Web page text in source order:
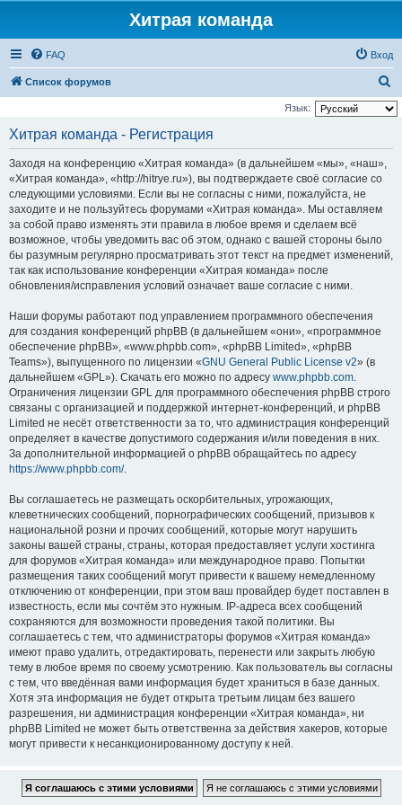
Хитрая команда
FAQ Вход
Список форумов
о
Язык:
Хитрая команда - Регистрация
Заходя на конференцию «Хитрая команда» (в дальнейшем «мы», «наш»,
«Хитрая команда», «http://hitrye.ru»), вы подтверждаете своё согласие со
следующими условиями. Если вы не согласны с ними, пожалуйста, не
заходите и не пользуйтесь форумами «Хитрая команда». Мы оставляем
за собой право изменять эти правила в любое время и сделаем всё
возможное, чтобы уведомить вас об этом, однако с вашей стороны было
бы разумным регулярно просматривать этот текст на предмет изменений,
так как использование конференции «Хитрая команда» после
обновления/исправления условий означает ваше согласие с ними.
Наши форумы работают под управлением программного обеспечения
для создания конференций phpBB (в дальнейшем «они», «программное
обеспечение phpBB», «www.phpbb.com», «phpBB Limited», «phpBB
Teams»), выпущенного по лицензии «GNU General Public License v2» (в
дальнейшем «GPL»). Скачать его можно по адресу www.phpbb.com.
Ограничения лицензии GPL для программного обеспечения phpBB строго
связаны с организацией и поддержкой интернет-конференций, и phpBB
Limited не несёт ответственности за то, что администрация конференций
определяет в качестве допустимого содержания и/или поведения в них.
За дополнительной информацией о phpBB обращайтесь по адресу
https://www.phpbb.com/.
Вы соглашаетесь не размещать оскорбительных, угрожающих,
клеветнических сообщений, порнографических сообщений, призывов к
национальной розни и прочих сообщений, которые могут нарушить
законы вашей страны, страны, которая предоставляет услуги хостинга
для форумов «Хитрая команда» или международное право. Попытки
размещения таких сообщений могут привести к вашему немедленному
отключению от конференции, при этом ваш провайдер будет поставлен в
известность, если мы сочтём это нужным. IP-адреса всех сообщений
сохраняются для возможности проведения такой политики. Вы
соглашаетесь с тем, что администраторы форумов «Хитрая команда»
имеют право удалить, отредактировать, перенести или закрыть любую
тему в любое время по своему усмотрению. Как пользователь вы согласны
с тем, что введённая вами информация будет храниться в базе данных.
Хотя эта информация не будет открыта третьим лицам без вашего
разрешения, ни администрация конференции «Хитрая команда», ни
phpBB Limited не может быть ответственна за действия хакеров, которые
могут привести к несанкционированному доступу к ней.